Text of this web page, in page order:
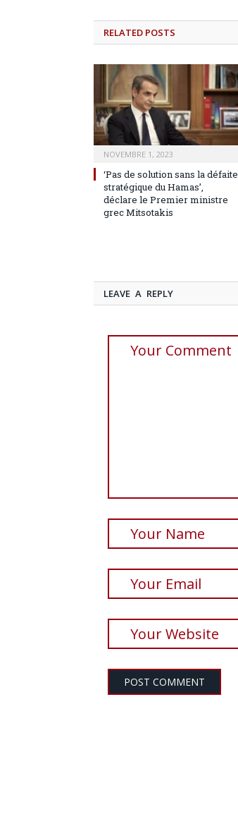
RELATED POSTS
NOVEMBRE 1, 2023
‘Pas de solution sans la défaite
stratégique du Hamas’,
déclare le Premier ministre
grec Mitsotakis
LEAVE A REPLY